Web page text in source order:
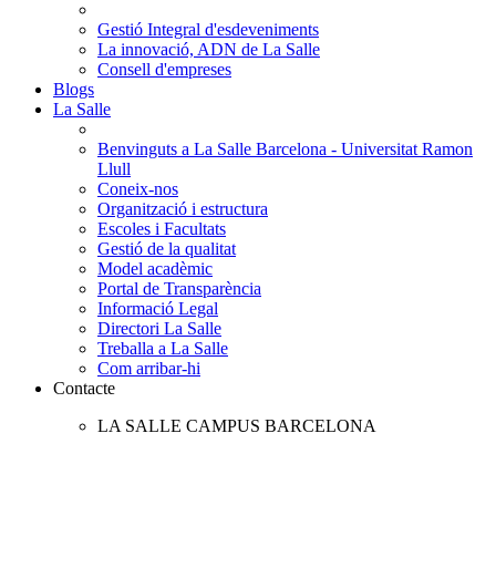
Gestió Integral d'esdeveniments
La innovació, ADN de La Salle
Consell d'empreses
Blogs
La Salle
Benvinguts a La Salle Barcelona - Universitat Ramon
Llull
Coneix-nos
Organització i estructura
Escoles i Facultats
Gestió de la qualitat
Model acadèmic
Portal de Transparència
Informació Legal
Directori La Salle
Treballa a La Salle
Com arribar-hi
Contacte
LA SALLE CAMPUS BARCELONA